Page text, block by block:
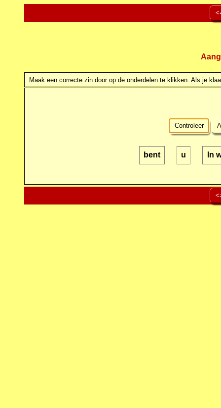
Maak een correcte zin door op de onderdelen te klikken. Als je
Controleer
bent u In